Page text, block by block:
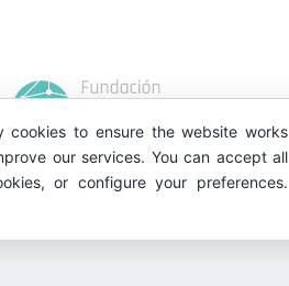
to ensure the website works
our services. You can accept all
or configure your preferences.